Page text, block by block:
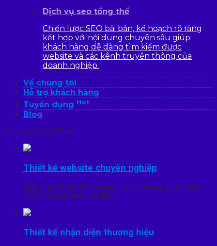
Dịch vụ seo tổng thể
Chiến lược SEO bài bản, kế hoạch rõ ràng
kết hợp với nội dung chuyên sâu giúp
khách hàng dễ dàng tìm kiếm được
website và các kênh truyền thông của
doanh nghiệp.
Về chúng tôi
Hỗ trợ khách hàng
Tuyển dụng Hot
Blog
Dịch vụ của V-Star
Thiết kế website chuyên nghiệp
Giải pháp thiết kế website bán hàng, giới thiệu
dịch vụ chuyên nghiệp
Thiết kế nhận diện thương hiệu